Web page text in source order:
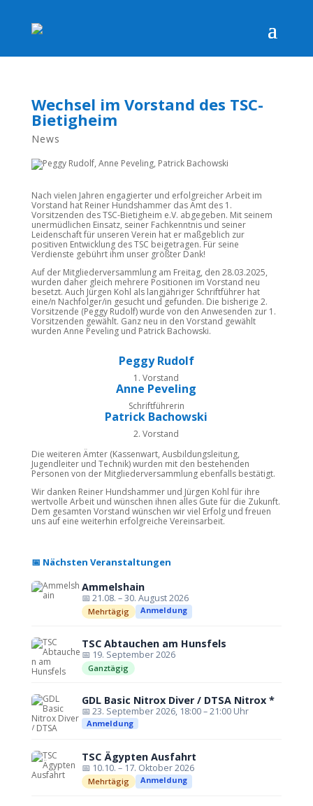
Wechsel im Vorstand des TSC-
Bietigheim
News
Nach vielen Jahren engagierter und erfolgreicher Arbeit im
Vorstand hat Reiner Hundshammer das Amt des 1.
Vorsitzenden des TSC-Bietigheim e.V. abgegeben. Mit seinem
unermüdlichen Einsatz, seiner Fachkenntnis und seiner
Leidenschaft für unseren Verein hat er maßgeblich zur
positiven Entwicklung des TSC beigetragen. Für seine
Verdienste gebührt ihm unser größter Dank!
Auf der Mitgliederversammlung am Freitag, den 28.03.2025,
wurden daher gleich mehrere Positionen im Vorstand neu
besetzt. Auch Jürgen Kohl als langjähriger Schriftführer hat
eine/n Nachfolger/in gesucht und gefunden. Die bisherige 2.
Vorsitzende (Peggy Rudolf) wurde von den Anwesenden zur 1.
Vorsitzenden gewählt. Ganz neu in den Vorstand gewählt
wurden Anne Peveling und Patrick Bachowski.
Peggy Rudolf
1. Vorstand
Anne Peveling
Schriftführerin
Patrick Bachowski
2. Vorstand
Die weiteren Ämter (Kassenwart, Ausbildungsleitung,
Jugendleiter und Technik) wurden mit den bestehenden
Personen von der Mitgliederversammlung ebenfalls bestätigt.
Wir danken Reiner Hundshammer und Jürgen Kohl für ihre
wertvolle Arbeit und wünschen ihnen alles Gute für die Zukunft.
Dem gesamten Vorstand wünschen wir viel Erfolg und freuen
uns auf eine weiterhin erfolgreiche Vereinsarbeit.
📅 Nächsten Veranstaltungen
Ammelshain
📅 21.08. – 30. August 2026
Mehrtägig Anmeldung
TSC Abtauchen am Hunsfels
📅 19. September 2026
Ganztägig
GDL Basic Nitrox Diver / DTSA Nitrox *
📅 23. September 2026, 18:00 – 21:00 Uhr
Anmeldung
TSC Ägypten Ausfahrt
📅 10.10. – 17. Oktober 2026
Mehrtägig Anmeldung